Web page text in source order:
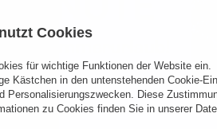
Cookies
für wichtige Funktionen der Website ein.
Kästchen in den untenstehenden Cookie-
Personalisierungszwecken. Diese
zu Cookies finden Sie in unserer